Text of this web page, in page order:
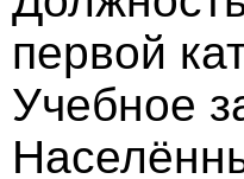
первой
Учебное